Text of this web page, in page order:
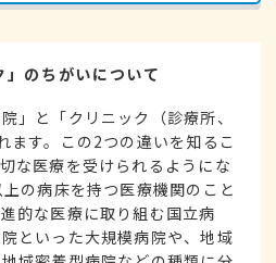
」のちがいについて
」と「クリニック（診療所、
ます。この2つの違いを知るこ
な医療を受けられるようにな
の病床を持つ医療機関のこと
的な医療に取り組む国立病
といった大規模病院や、地域